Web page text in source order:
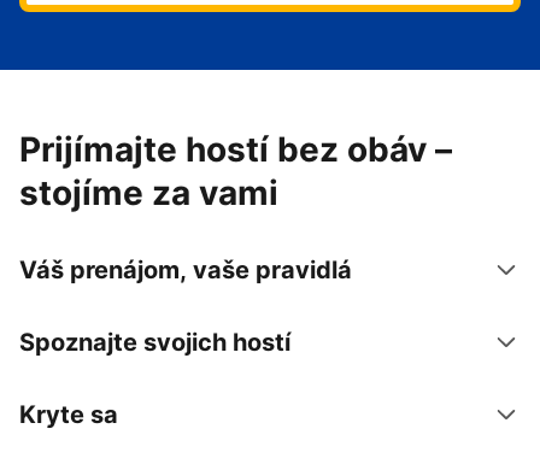
Prijímajte hostí bez obáv –
stojíme za vami
Váš prenájom, vaše pravidlá
Spoznajte svojich hostí
Kryte sa